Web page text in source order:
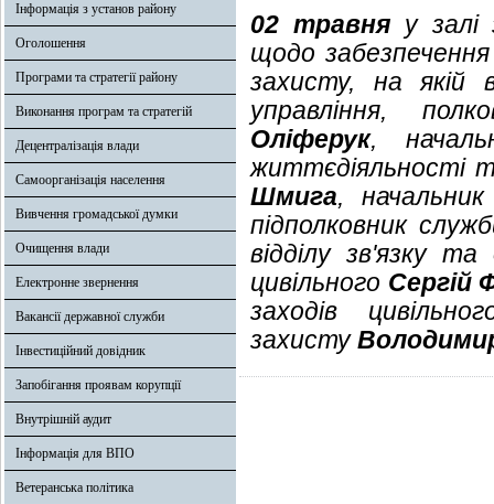
Інформація з установ району
Оголошення
Програми та стратегії району
Виконання програм та стратегій
Децентралізація влади
Самоорганізація населення
Вивчення громадської думки
Очищення влади
Електронне звернення
Вакансії державної служби
Інвестиційний довідник
Запобігання проявам корупції
Внутрішній аудит
Інформація для ВПО
Ветеранська політика
02 травня у залі
щодо
захисту, на якій
управління,
Оліферук,
життєдіяльності
Шмига, начальник
підполковник
відділу зв'язку
цивільного Сергій
заходів
захисту